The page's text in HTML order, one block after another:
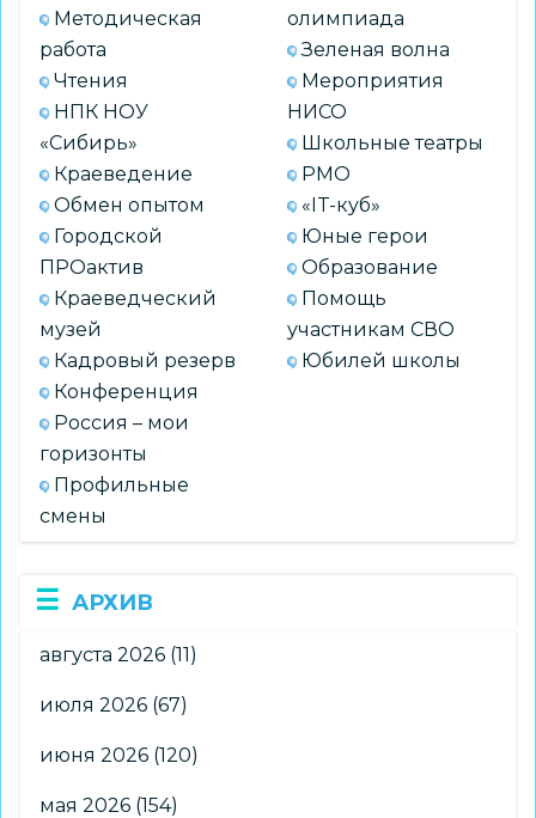
Методическая
работа
Чтения
НПК НОУ
«Сибирь»
Краеведение
Обмен опытом
Городской
ПРОактив
Краеведческий
музей
Кадровый резерв
Конференция
Россия – мои
горизонты
Профильные
смены
олимпиада
Зеленая волна
Мероприятия
НИСО
Школьные театры
РМО
«IT-куб»
Юные герои
Образование
Помощь
участникам СВО
Юбилей школы
АРХИВ
августа 2026 (11)
июля 2026 (67)
июня 2026 (120)
мая 2026 (154)